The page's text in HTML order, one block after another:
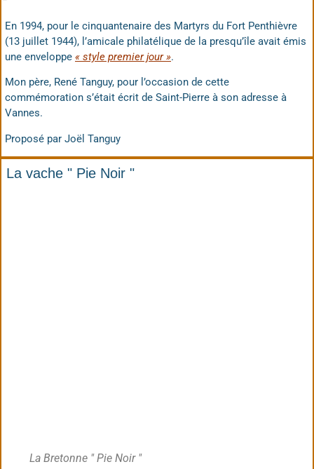
En 1994, pour le cinquantenaire des Martyrs du Fort Penthièvre
(13 juillet 1944), l’amicale philatélique de la presqu’île avait émis
une enveloppe « style premier jour ».
Mon père, René Tanguy, pour l’occasion de cette
commémoration s’était écrit de Saint-Pierre à son adresse à
Vannes.
Proposé par Joël Tanguy
La vache " Pie Noir "
La Bretonne " Pie Noir "